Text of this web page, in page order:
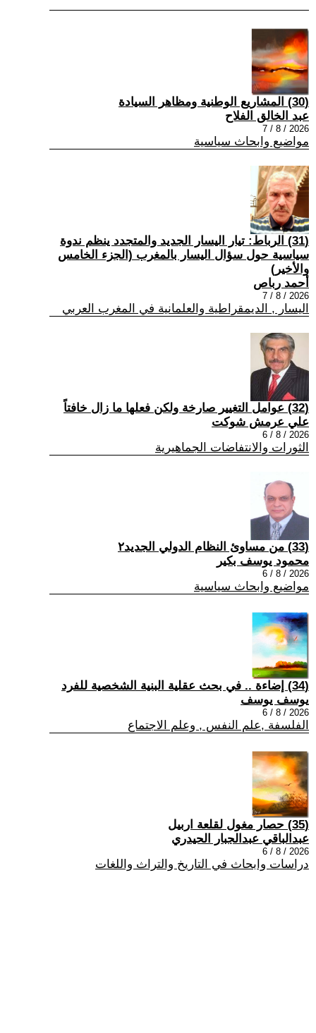
(30) المشاريع الوطنية ومظاهر السيادة
عبد الخالق الفلاح
2026 / 8 / 7
مواضيع وابحاث سياسية
(31) الرباط: تيار اليسار الجديد والمتجدد ينظم ندوة
سياسية حول سؤال اليسار بالمغرب (الجزء الخامس
والأخير)
أحمد رباص
2026 / 8 / 7
اليسار , الديمقراطية والعلمانية في المغرب العربي
(32) عوامل التغيير صارخة ولكن فعلها ما زال خافتاً
علي عرمش شوكت
2026 / 8 / 6
الثورات والانتفاضات الجماهيرية
(33) من مساوئ النظام الدولي الجديد٢
محمود يوسف بكير
2026 / 8 / 6
مواضيع وابحاث سياسية
(34) إضاءة .. في بحث عقلية البنية الشخصية للفرد
يوسف يوسف
2026 / 8 / 6
الفلسفة ,علم النفس , وعلم الاجتماع
(35) حصار مغول لقلعة اربيل
عبدالباقي عبدالجبار الحيدري
2026 / 8 / 6
دراسات وابحاث في التاريخ والتراث واللغات